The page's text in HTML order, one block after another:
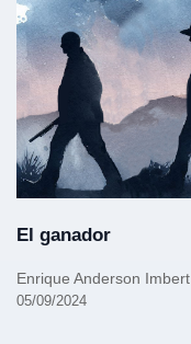
El ganador
Enrique Anderson Imbert
05/09/2024